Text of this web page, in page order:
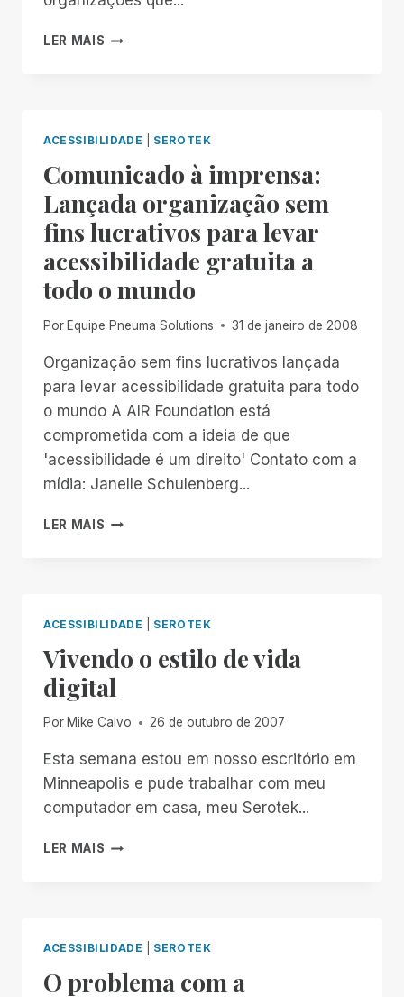
LER MAIS ATENDENDO
MENOS
ACESSIBILIDADE SEROTEK
Comunicado à imprensa:
Lançada organização sem
fins lucrativos para levar
acessibilidade gratuita a
todo o mundo
Por Equipe Pneuma Solutions 31 de janeiro de 2008
Organização sem fins lucrativos lançada
para levar acessibilidade gratuita para todo
o mundo A AIR Foundation está
comprometida com a ideia de que
'acessibilidade é um direito' Contato com a
mídia: Janelle Schulenberg...
LER MAIS COMUNICADO
LUCRATIVOS
PARA
LEVAR
GRATUITA
TODO
O
MUNDO
ACESSIBILIDADE SEROTEK
Vivendo o estilo de vida
digital
Por Mike Calvo 26 de outubro de 2007
Esta semana estou em nosso escritório em
Minneapolis e pude trabalhar com meu
computador em casa, meu Serotek...
LER MAIS VIVENDO
DIGITAL
ACESSIBILIDADE SEROTEK
O problema com a